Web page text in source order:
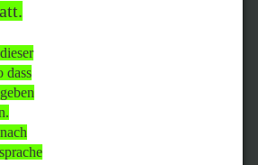
dass
Zeit